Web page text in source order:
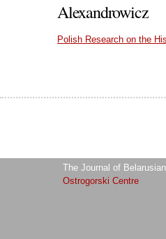
Alexandrowicz
Polish Research on the
The Journal of
Ostrogorski Centre